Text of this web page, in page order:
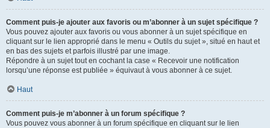
Comment puis-je ajouter aux favoris ou m’abonner à un sujet spécifique ?
Vous pouvez ajouter aux favoris ou vous abonner à un sujet spécifique en
cliquant sur le lien approprié dans le menu « Outils du sujet », situé en haut et
en bas des sujets et parfois illustré par une image.
Répondre à un sujet tout en cochant la case « Recevoir une notification
lorsqu’une réponse est publiée » équivaut à vous abonner à ce sujet.
Haut
Comment puis-je m’abonner à un forum spécifique ?
Vous pouvez vous abonner à un forum spécifique en cliquant sur le lien